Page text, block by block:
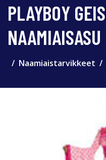
PLAYBOY
NAAMIAISASU
Naamiaistarvikkeet